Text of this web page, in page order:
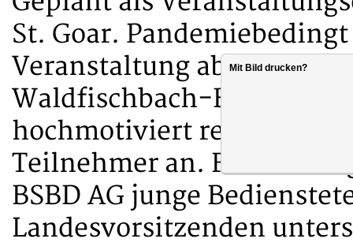
St. Goar.
Veranstaltung aber in das
Waldfischbach-Burgalben
hochmotiviert reisten die
Teilnehmer an. Für die
BSBD AG junge
Landesvorsitzenden
Mit Bild drucken?